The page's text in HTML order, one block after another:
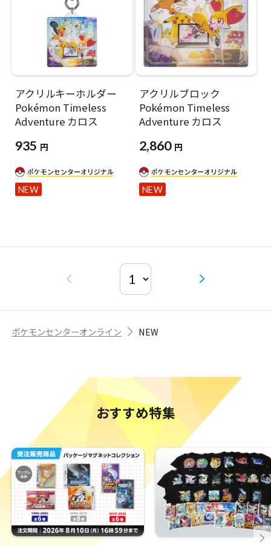
アクリルキーホルダー
Pokémon Timeless
Adventure カロス
935 円
NEW
アクリルブロック
Pokémon Timeless
Adventure カロス
2,860 円
NEW
ポケモンセンターオンライン NEW
おすすめ特集